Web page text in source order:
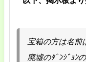
宝箱の方は名前
廃墟のﾀﾞﾝｼﾞｮﾝ